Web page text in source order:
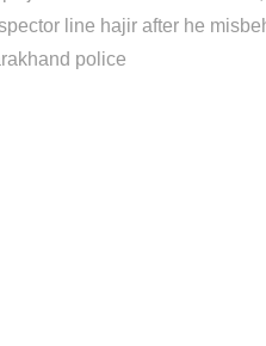
line hajir after he
police